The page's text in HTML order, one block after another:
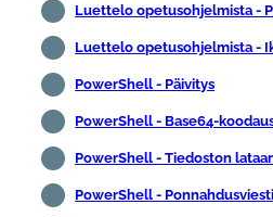
Luettelo opetusohjelmista -
Luettelo opetusohjelmista -
PowerShell - Päivitys
PowerShell - Base64-
PowerShell - Tiedoston
PowerShell -